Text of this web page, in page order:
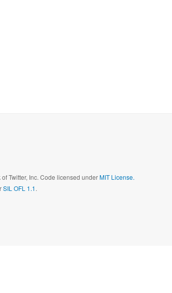
Twitter, Inc. Code licensed underMIT License.
SIL OFL 1.1.